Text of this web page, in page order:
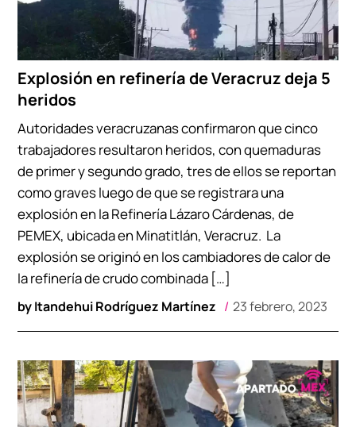
Explosión en refinería de Veracruz deja 5
heridos
byItandehui Rodríguez Martínez 23 febrero, 2023
Autoridades veracruzanas confirmaron que cinco
trabajadores resultaron heridos, con quemaduras
de primer y segundo grado, tres de ellos se reportan
como graves luego de que se registrara una
explosión en la Refinería Lázaro Cárdenas, de
PEMEX, ubicada en Minatitlán, Veracruz. La
explosión se originó en los cambiadores de calor de
la refinería de crudo combinada […]